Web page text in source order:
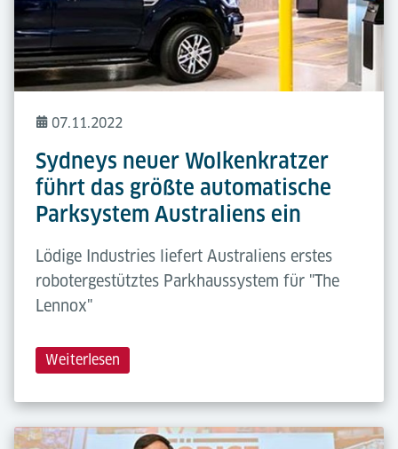
07.11.2022
Sydneys neuer Wolkenkratzer
führt das größte automatische
Parksystem Australiens ein
Lödige Industries liefert Australiens erstes
robotergestütztes Parkhaussystem für "The
Lennox"
Weiterlesen